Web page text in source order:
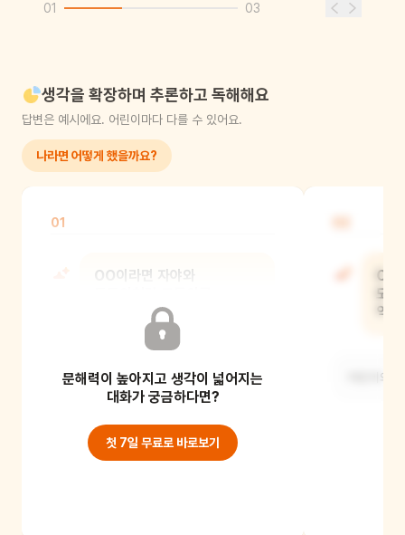
01 03
생각을 확장하며 추론하고 독해해요
답변은 예시에요. 어린이마다 다를 수 있어요.
나라면 어떻게 했을까요?
01
OO이라면 자야와
도와주었을 것 같니?
어린이의 이야기를 들어주세요.
문해력이 높아지고 생각이 넓어지는
대화가 궁금하다면?
첫 7일 무료로 바로보기
OO
모
역
어린이의